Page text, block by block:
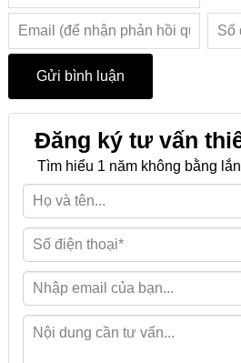
Đăng ký tư vấn
Tìm hiểu 1 năm không bằng